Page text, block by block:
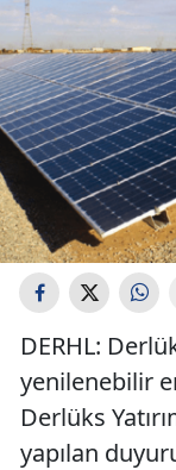
DERHL:
yenilenebilir
Derlüks
yapılan